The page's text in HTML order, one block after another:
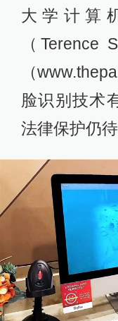
大学计算
（
（
脸识别技术
法律保护仍待